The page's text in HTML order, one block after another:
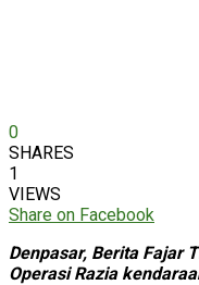
0
SHARES
1
VIEWS
Share on Facebook
Denpasar, Berita Fajar
Operasi Razia